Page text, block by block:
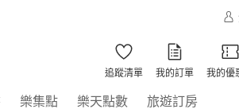
追蹤清單 我的訂單 我的優
樂集點 樂天點數 旅遊訂房